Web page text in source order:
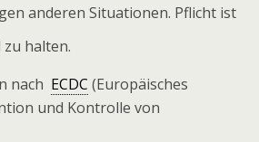
anderen Situationen. Pflicht ist
halten.
nach ECDC (Europäisches
und Kontrolle von